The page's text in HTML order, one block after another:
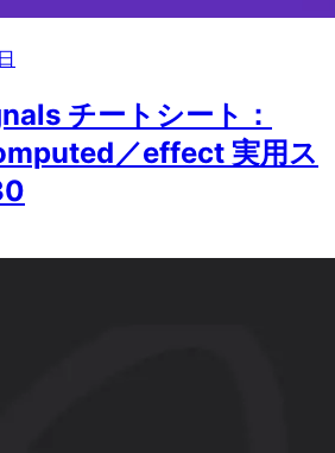
チートシート：
／effect 実用ス